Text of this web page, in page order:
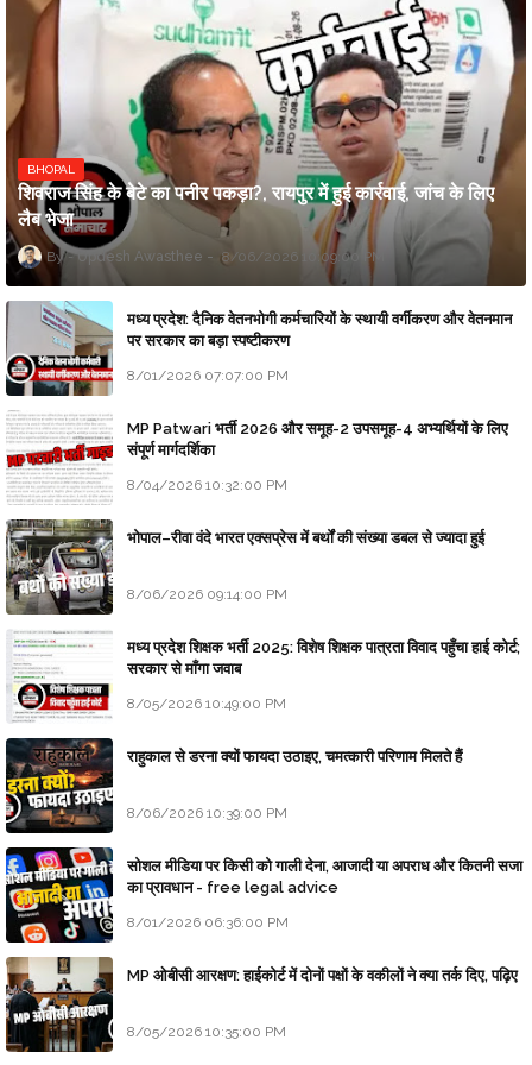
BHOPAL
शिवराज सिंह के बेटे का पनीर पकड़ा?, रायपुर में हुई कार्रवाई, जांच के लिए
लैब भेजा
Updesh Awasthee 8/06/2026 10:09:00 PM
मध्य प्रदेश: दैनिक वेतनभोगी कर्मचारियों के स्थायी वर्गीकरण और वेतनमान
पर सरकार का बड़ा स्पष्टीकरण
8/01/2026 07:07:00 PM
MP Patwari भर्ती 2026 और समूह-2 उपसमूह-4 अभ्यर्थियों के लिए
संपूर्ण मार्गदर्शिका
8/04/2026 10:32:00 PM
भोपाल–रीवा वंदे भारत एक्सप्रेस में बर्थों की संख्या डबल से ज्यादा हुई
8/06/2026 09:14:00 PM
मध्य प्रदेश शिक्षक भर्ती 2025: विशेष शिक्षक पात्रता विवाद पहुँचा हाई कोर्ट;
सरकार से माँगा जवाब
8/05/2026 10:49:00 PM
राहुकाल से डरना क्यों फायदा उठाइए, चमत्कारी परिणाम मिलते हैं
8/06/2026 10:39:00 PM
सोशल मीडिया पर किसी को गाली देना, आजादी या अपराध और कितनी सजा
का प्रावधान - free legal advice
8/01/2026 06:36:00 PM
MP ओबीसी आरक्षण: हाईकोर्ट में दोनों पक्षों के वकीलों ने क्या तर्क दिए, पढ़िए
8/05/2026 10:35:00 PM